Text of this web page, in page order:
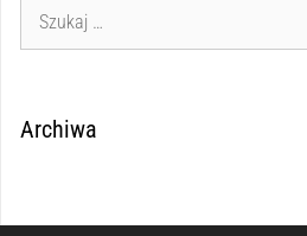
Archiwa